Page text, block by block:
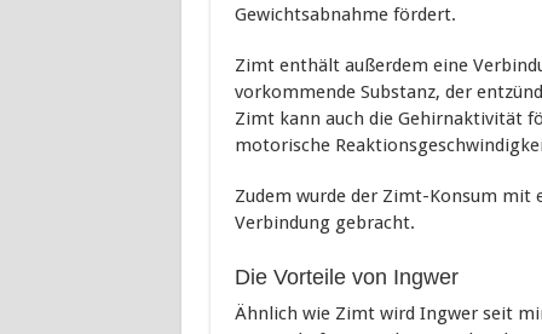
Gewichtsabnahme fördert.
Zimt enthält außerdem eine
vorkommende Substanz, der
Zimt kann auch die Gehirnaktivität
motorische
Zudem wurde der Zimt-Konsum mit
Verbindung gebracht.
Die Vorteile von Ingwer
Ähnlich wie Zimt wird Ingwer seit